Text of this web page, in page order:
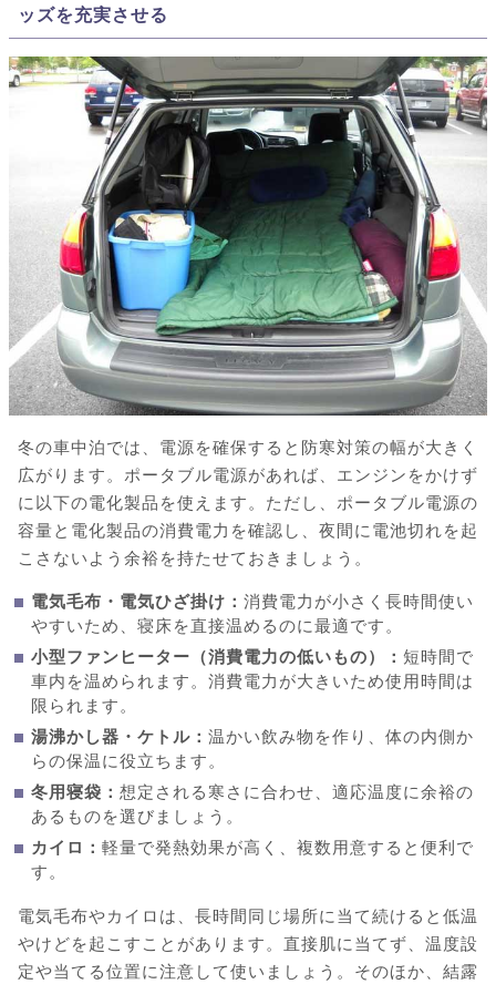
ッズを充実させる
冬の車中泊では、電源を確保すると防寒対策の幅が大きく
広がります。ポータブル電源があれば、エンジンをかけず
に以下の電化製品を使えます。ただし、ポータブル電源の
容量と電化製品の消費電力を確認し、夜間に電池切れを起
こさないよう余裕を持たせておきましょう。
電気毛布・電気ひざ掛け： 消費電力が小さく長時間使い
やすいため、寝床を直接温めるのに最適です。
小型ファンヒーター（消費電力の低いもの）： 短時間で
車内を温められます。消費電力が大きいため使用時間は
限られます。
湯沸かし器・ケトル： 温かい飲み物を作り、体の内側か
らの保温に役立ちます。
冬用寝袋： 想定される寒さに合わせ、適応温度に余裕の
あるものを選びましょう。
カイロ： 軽量で発熱効果が高く、複数用意すると便利で
す。
電気毛布やカイロは、長時間同じ場所に当て続けると低温
やけどを起こすことがあります。直接肌に当てず、温度設
定や当てる位置に注意して使いましょう。そのほか、結露